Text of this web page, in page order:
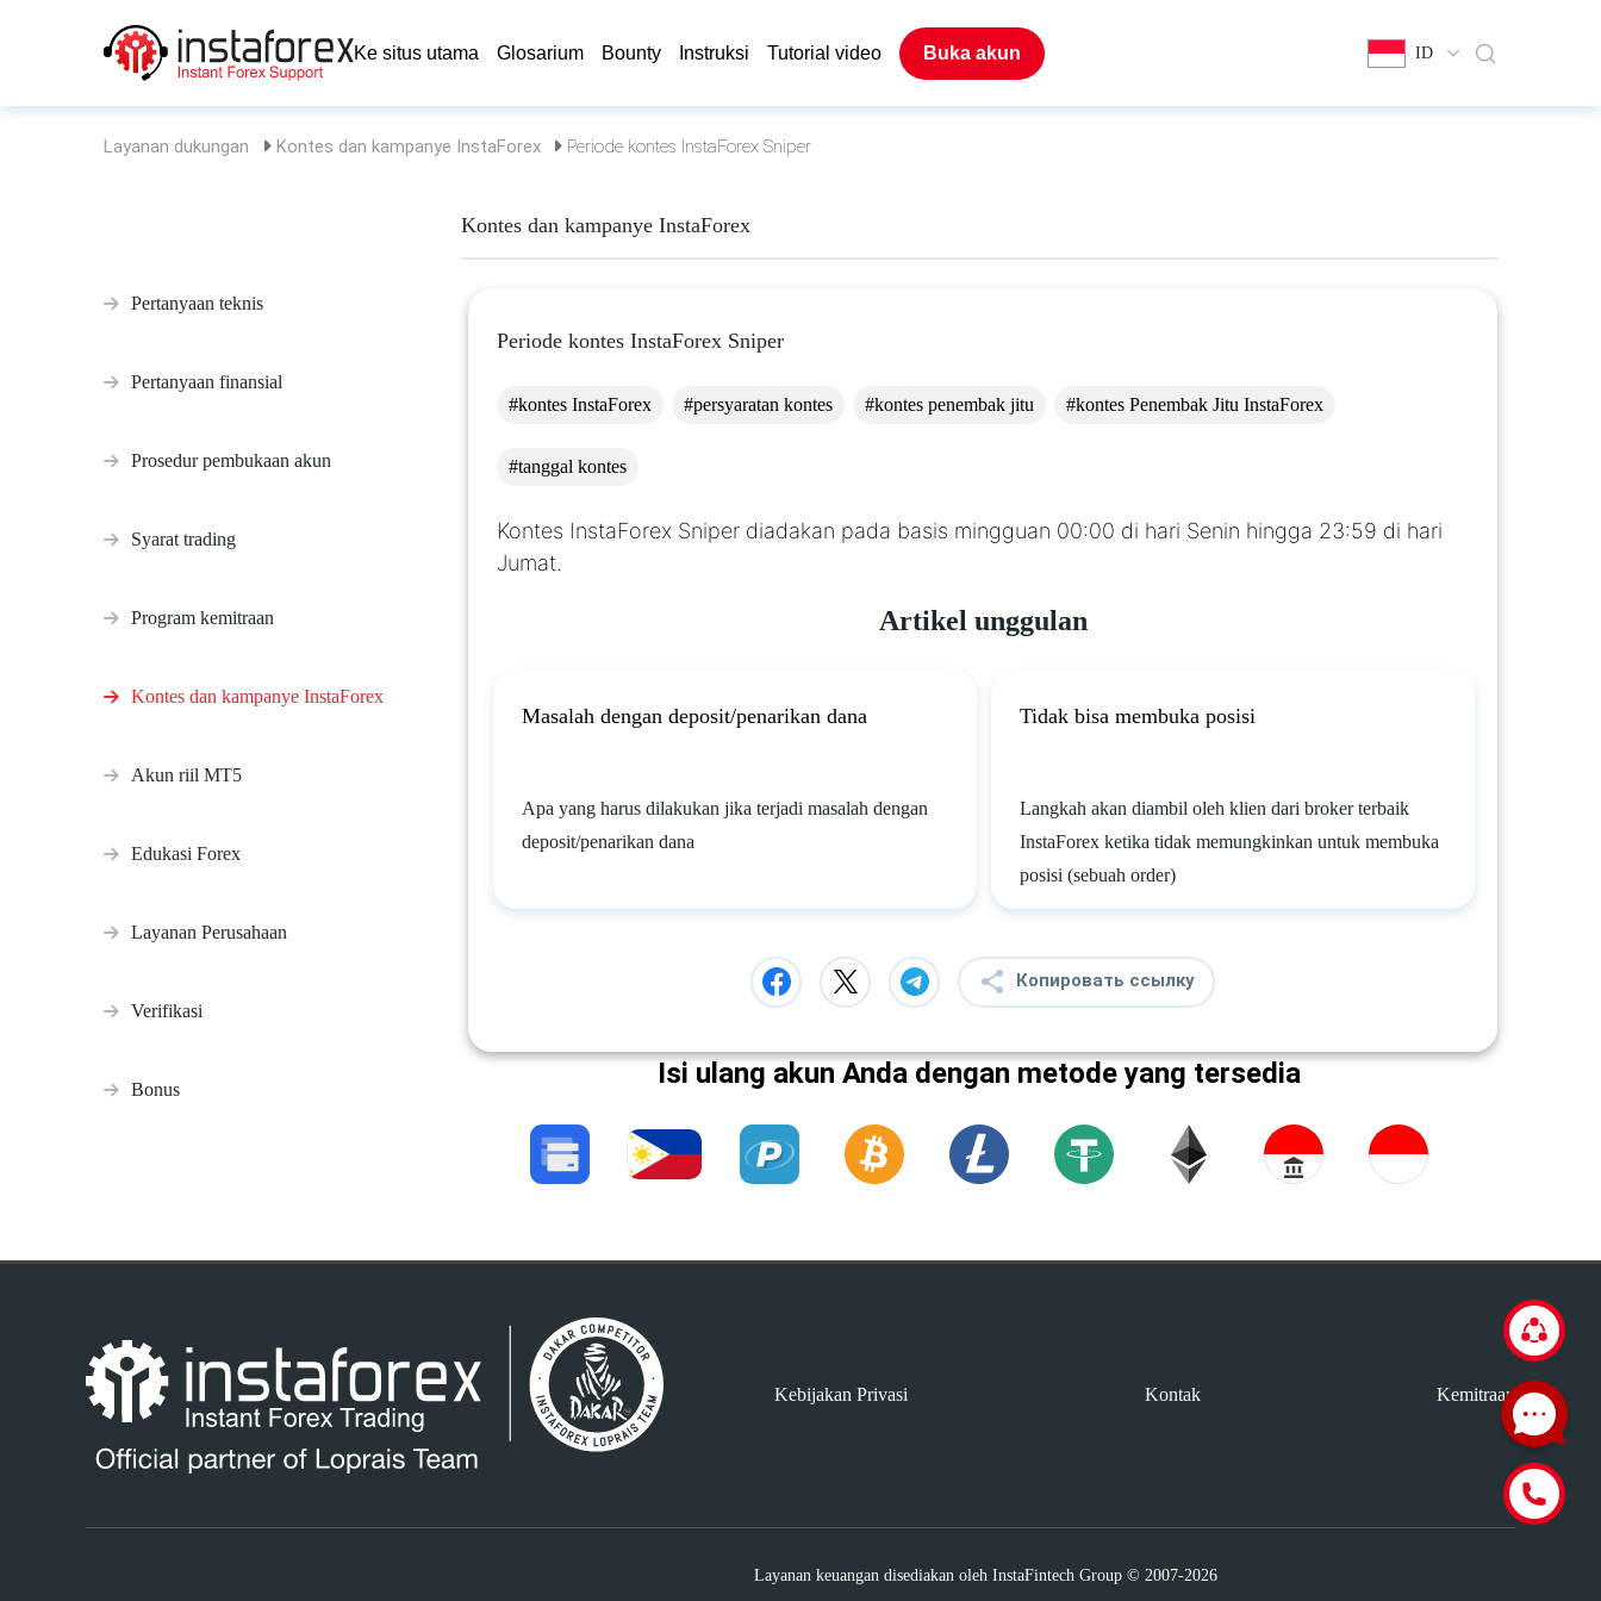
Ke situs utama Glosarium Bounty Instruksi Tutorial video Buka akun ID
Layanan dukungan Kontes dan kampanye InstaForex Periode kontes InstaForex Sniper
Pertanyaan teknis
Pertanyaan finansial
Prosedur pembukaan akun
Syarat trading
Program kemitraan
Kontes dan kampanye InstaForex
Akun riil MT5
Edukasi Forex
Layanan Perusahaan
Verifikasi
Bonus
Kontes dan kampanye InstaForex
Periode kontes InstaForex Sniper
#kontes InstaForex #persyaratan kontes #kontes penembak jitu #kontes Penembak Jitu InstaForex
#tanggal kontes
Kontes InstaForex Sniper diadakan pada basis mingguan 00:00 di hari Senin hingga 23:59 di hari
Jumat.
Artikel unggulan
Masalah dengan deposit/penarikan dana
Apa yang harus dilakukan jika terjadi masalah dengan
deposit/penarikan dana
Tidak bisa membuka posisi
Langkah akan diambil oleh klien dari broker terbaik
InstaForex ketika tidak memungkinkan untuk membuka
posisi (sebuah order)
Копировать ссылку
Isi ulang akun Anda dengan metode yang tersedia
Kebijakan Privasi Kontak Kemitraan
Layanan keuangan disediakan oleh InstaFintech Group © 2007-2026